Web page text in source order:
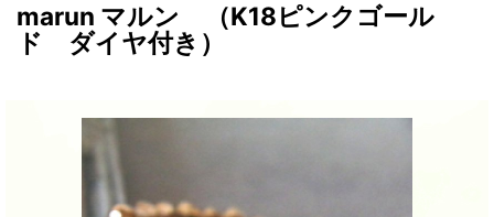
marun マルン （K18ピンクゴール
ド ダイヤ付き）